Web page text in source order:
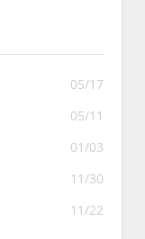
05/17
05/11
01/03
11/30
11/22